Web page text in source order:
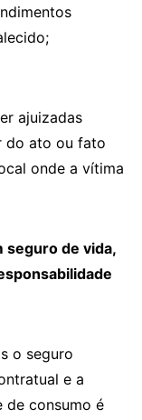
ajuizadas
do ato ou fato
onde a vítima
seguro de vida,
o seguro
e a
de consumo é